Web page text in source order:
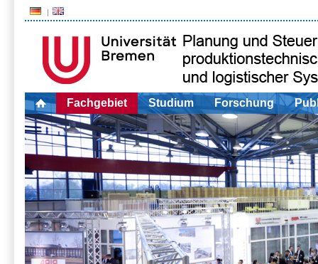
Fachgebiet Studium Forschung